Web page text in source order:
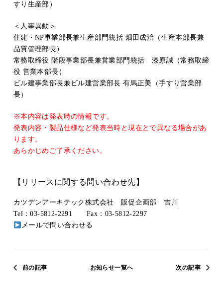
すり生産部）
＜人事異動＞
住建・NP事業部長兼生産部門統括 畑田成治（生産本部長兼
品質管理部長）
常務取締役 階段事業部長兼営業部門統括 漆原誠（常務取締
役 営業本部長）
ビル建事業部長兼ビル建営業部長 有馬正美（手すり営業部
長）
※本内容は発表時の情報です。
発表内容・製品仕様など発表当時と現在とで異なる場合があ
ります。
あらかじめご了承ください。
【リリースに関する問い合わせ先】
カツデンアーキテック株式会社 販促企画部 吉川
Tel：03-5812-2291 Fax：03-5812-2297
メールで問い合わせる
前の記事 お知らせ一覧へ 次の記事